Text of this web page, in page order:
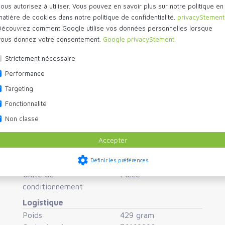
Largeur de trou
130 mm
Hauteur de trou
130 mm
Convient pour
mur / façade
Largeur
Hauteur
Épaisseur
Divers
Taille
aluminum
Finition
monté en surface
carré
Unité de
conditionnement
Piece
Logistique
Poids
429 gram
autorisez à utiliser. Vous pouvez en savoir plus sur notre politique en
de cookies dans notre politique de confidentialité. privacyStement
comment Google utilise vos données personnelles lorsque
donnez votre consentement. Google privacyStement
Strictement nécessaire
Performance
Targeting
Fonctionnalité
Non classé
Accepter
settings Définir les préférences